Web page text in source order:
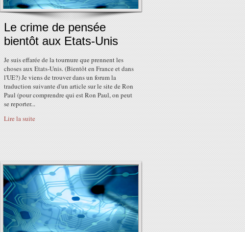
Le crime de pensée
bientôt aux Etats-Unis
Je suis effarée de la tournure que prennent les
choses aux Etats-Unis. (Bientôt en France et dans
l'UE?) Je viens de trouver dans un forum la
traduction suivante d'un article sur le site de Ron
Paul (pour comprendre qui est Ron Paul, on peut
se reporter...
Lire la suite